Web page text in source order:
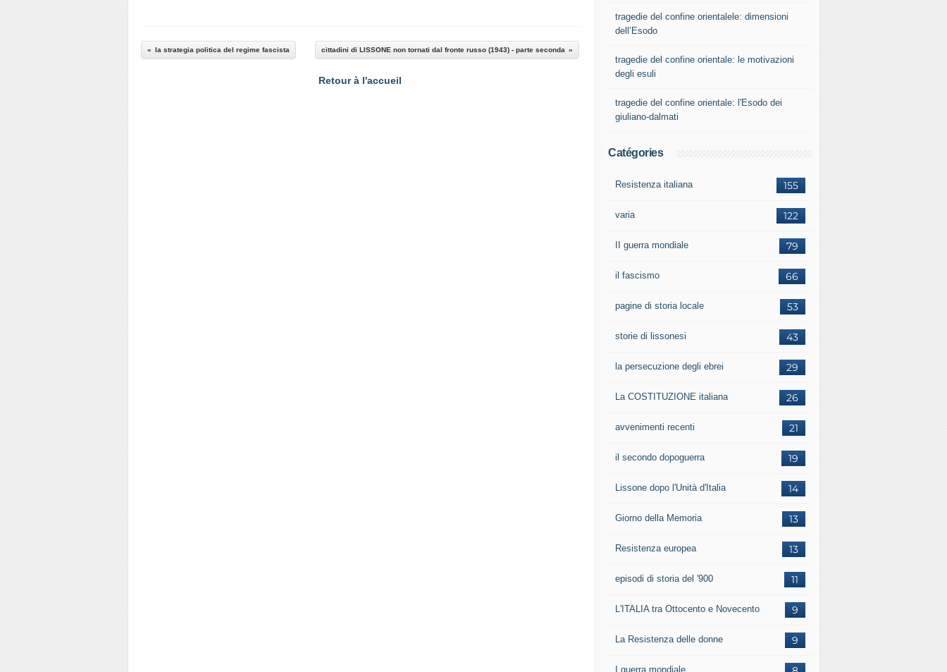
la strategia politica del regime fascista cittadini di LISSONE non tornati dal fronte russo (1943) - parte seconda
Retour à l'accueil
tragedie del confine orientalele: dimensioni
dell’Esodo
tragedie del confine orientale: le motivazioni
degli esuli
tragedie del confine orientale: l'Esodo dei
giuliano-dalmati
Catégories
155
Resistenza italiana
122
varia
79
II guerra mondiale
66
il fascismo
53
pagine di storia locale
43
storie di lissonesi
29
la persecuzione degli ebrei
26
La COSTITUZIONE italiana
21
avvenimenti recenti
19
il secondo dopoguerra
14
Lissone dopo l'Unità d'Italia
13
Giorno della Memoria
13
Resistenza europea
11
episodi di storia del '900
9
L'ITALIA tra Ottocento e Novecento
9
La Resistenza delle donne
I guerra mondiale